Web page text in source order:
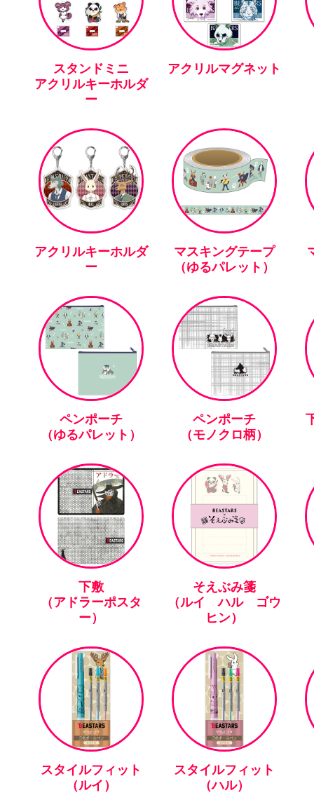
スタンドミニ
アクリルキーホルダ
ー
アクリルマグネット
アクリルキーホルダ
ー
マスキングテープ
（ゆるパレット）
ペンポーチ
（ゆるパレット）
ペンポーチ
（モノクロ柄）
下敷
（アドラーポスタ
ー）
そえぶみ箋
（ルイ ハル ゴウ
ヒン）
スタイルフィット
（ルイ）
スタイルフィット
（ハル）